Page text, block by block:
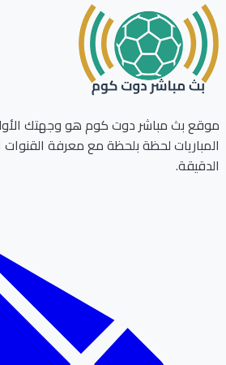
بث مباشر دوت كوم هو وجهتك الأولى
لحظة بلحظة مع معرفة القنوات